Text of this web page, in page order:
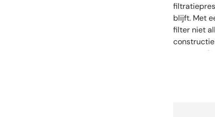
blijft. Met
filter niet
constructie
uw spa-